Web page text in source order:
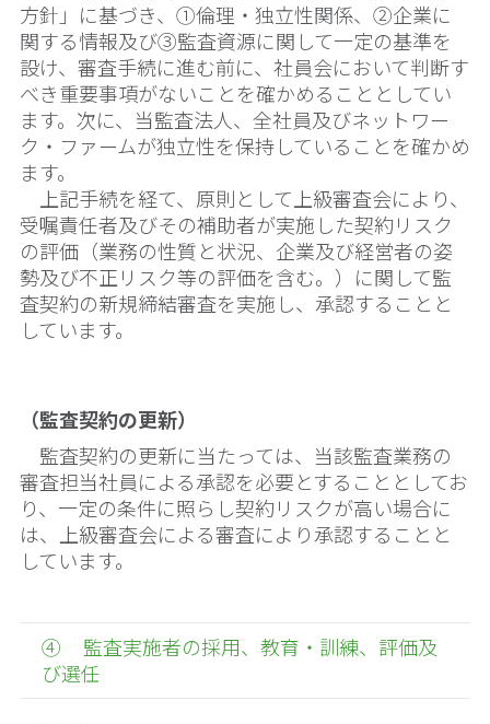
方針」に基づき、①倫理・独立性関係、②企業に
関する情報及び③監査資源に関して一定の基準を
設け、審査手続に進む前に、社員会において判断す
べき重要事項がないことを確かめることとしてい
ます。次に、当監査法人、全社員及びネットワー
ク・ファームが独立性を保持していることを確かめ
ます。
上記手続を経て、原則として上級審査会により、
受嘱責任者及びその補助者が実施した契約リスク
の評価（業務の性質と状況、企業及び経営者の姿
勢及び不正リスク等の評価を含む。）に関して監
査契約の新規締結審査を実施し、承認することと
しています。
（監査契約の更新）
監査契約の更新に当たっては、当該監査業務の
審査担当社員による承認を必要とすることとしてお
り、一定の条件に照らし契約リスクが高い場合に
は、上級審査会による審査により承認することと
しています。
④ 監査実施者の採用、教育・訓練、評価及
び選任